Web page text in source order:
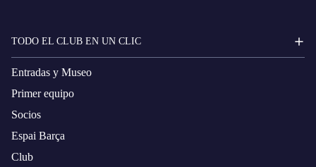
TODO EL CLUB EN UN CLIC
Entradas y Museo
Primer equipo
Socios
Espai Barça
Club